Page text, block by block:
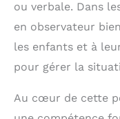
ou verbale. Dans
en observateur
les enfants et à
pour gérer la
Au cœur de cette